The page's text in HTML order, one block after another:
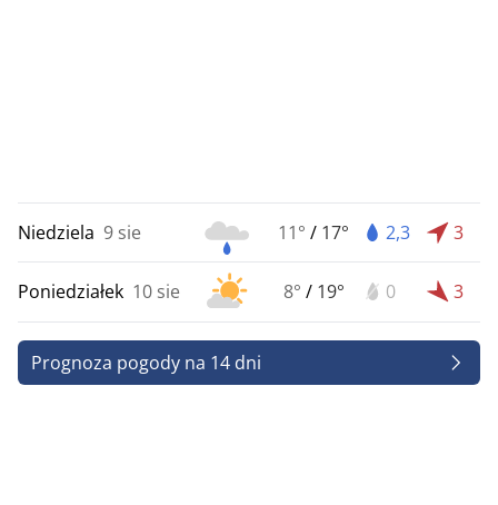
Niedziela 9 sie 11° / 17° 2,3 3
Poniedziałek 10 sie 8° / 19° 0 3
Prognoza pogody na 14 dni